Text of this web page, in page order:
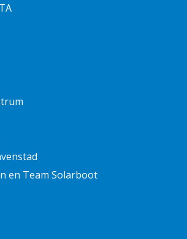
en Team Solarboot